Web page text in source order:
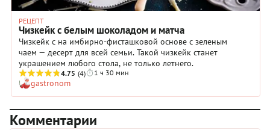
РЕЦЕПТ
Чизкейк с белым шоколадом и матча
Чизкейк с на имбирно-фисташковой основе с зеленым
чаем — десерт для всей семьи. Такой чизкейк станет
украшением любого стола, не только летнего.
4.75 (4) 1 ч 30 мин
gastronom
Комментарии